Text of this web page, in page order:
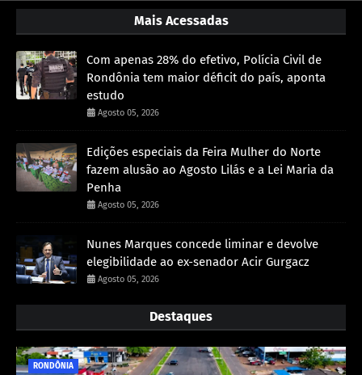
Mais Acessadas
Com apenas 28% do efetivo, Polícia Civil de
Rondônia tem maior déficit do país, aponta
estudo
Agosto 05, 2026
Edições especiais da Feira Mulher do Norte
fazem alusão ao Agosto Lilás e a Lei Maria da
Penha
Agosto 05, 2026
Nunes Marques concede liminar e devolve
elegibilidade ao ex-senador Acir Gurgacz
Agosto 05, 2026
Destaques
RONDÔNIA